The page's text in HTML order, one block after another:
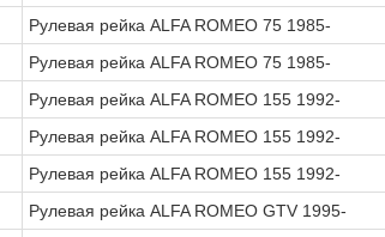
Рулевая рейка ALFA ROMEO 75 1985-
Рулевая рейка ALFA ROMEO 75 1985-
Рулевая рейка ALFA ROMEO 155 1992-
Рулевая рейка ALFA ROMEO 155 1992-
Рулевая рейка ALFA ROMEO 155 1992-
Рулевая рейка ALFA ROMEO GTV 1995-